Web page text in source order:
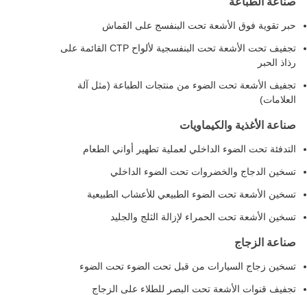
حبر تقوية فوق الأشعة تحت البنفسج على القماش
تجفيف تحت الأشعة تحت البنفسجية لألواح CTP القائمة على
رذاذ الحبر
تجفيف الأشعة تحت الضوء من منتجات الطباعة (مثل آلة
العلامات)
صناعة الأغذية والكيماويات
التدفئة تحت الضوء الداخلي لعملية تطهير أواني الطعام
تسخين الدجاج والخضروات تحت الضوء الداخلي
تسخين الأشعة تحت الضوء الطبيعي للأعشاب الطبيعية
تسخين الأشعة تحت الحمراء لإزالة الثلج والجليد
صناعة الزجاج
تسخين زجاج السيارات من قبل تحت الضوء تحت الضوء
تجفيف قنوات الأشعة تحت البصر للطلاء على الزجاج